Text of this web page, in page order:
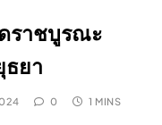
ราชบูรณะ
ธยา
0 1 MINS